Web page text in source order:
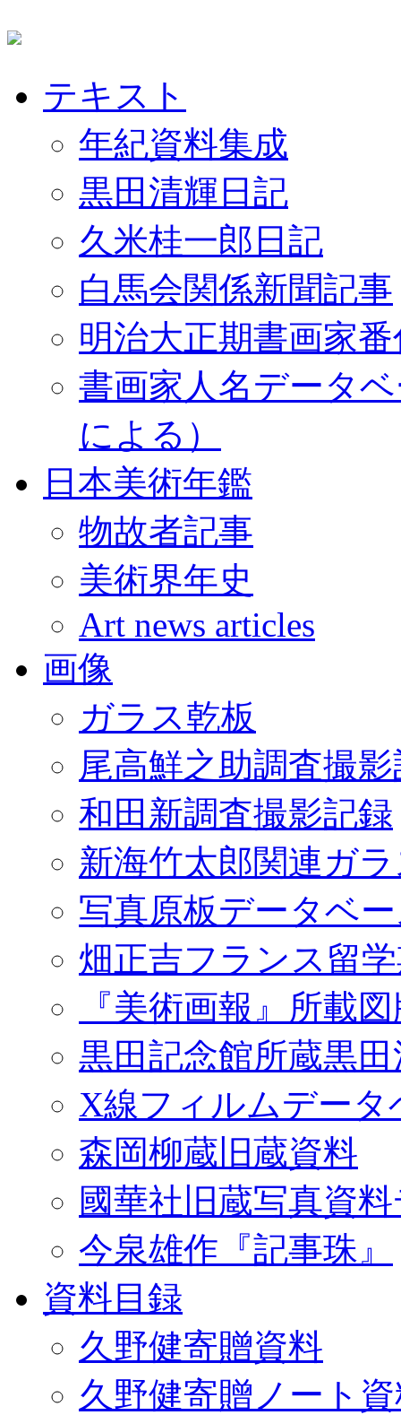
テキスト
年紀資料集成
黒田清輝日記
久米桂一郎日記
白馬会関係新聞記事
明治大正期書画家
書画家人名データ
による）
日本美術年鑑
物故者記事
美術界年史
Art news articles
画像
ガラス乾板
尾高鮮之助調査撮
和田新調査撮影記録
新海竹太郎関連ガ
写真原板データベ
畑正吉フランス留
『美術画報』所載
黒田記念館所蔵黒
X線フィルムデータ
森岡柳蔵旧蔵資料
國華社旧蔵写真資
今泉雄作『記事珠』
資料目録
久野健寄贈資料
久野健寄贈ノート